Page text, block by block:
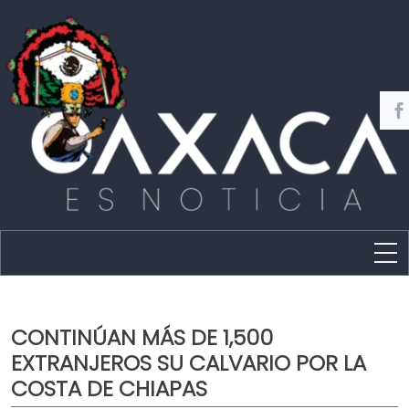
Capital
Policíaca
CONTINÚAN MÁS DE 1,500
EXTRANJEROS SU CALVARIO POR LA
COSTA DE CHIAPAS